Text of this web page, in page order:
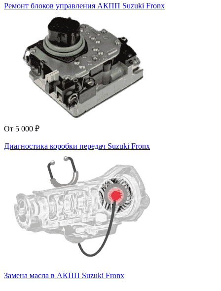
Ремонт блоков управления АКПП Suzuki Fronx
От 5 000 ₽
Диагностика коробки передач Suzuki Fronx
Замена масла в АКПП Suzuki Fronx